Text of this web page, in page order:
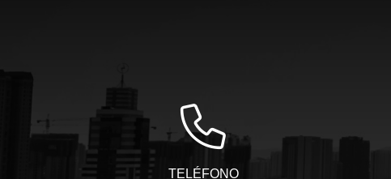
TELÉFONO